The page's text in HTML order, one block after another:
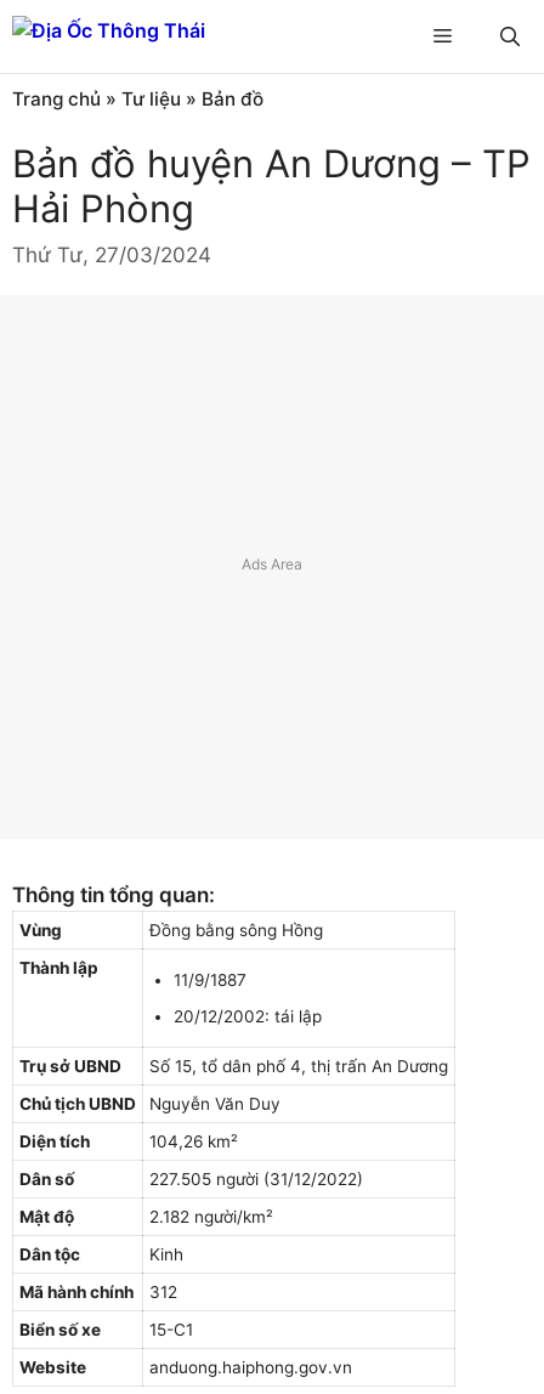
Chuyển
đến
nội
dung
Menu
Trang chủ » Tư liệu » Bản đồ
Bản đồ huyện An Dương – TP
Hải Phòng
Thứ Tư, 27/03/2024
Thông tin tổng quan:
Vùng
Đồng bằng sông Hồng
Thành lập
11/9/1887
20/12/2002: tái lập
Trụ sở UBND
Số 15, tổ dân phố 4, thị trấn An Dương
Chủ tịch UBND
Nguyễn Văn Duy
Diện tích
104,26 km²
Dân số
227.505 người (31/12/2022)
Mật độ
2.182 người/km²
Dân tộc
Kinh
Mã hành chính
312
Biển số xe
15-C1
Website
anduong.haiphong.gov.vn